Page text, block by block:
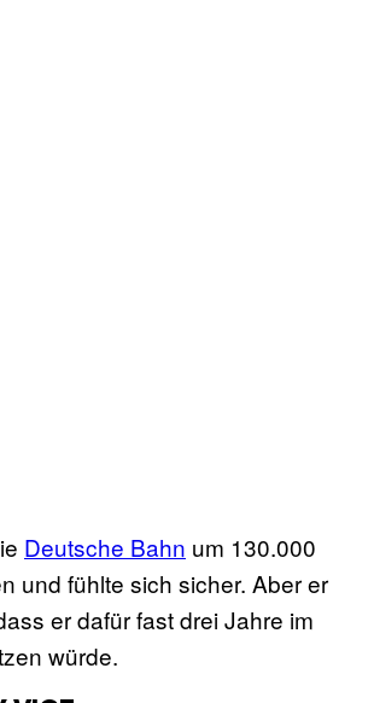
Deutsche Bahn um 130.000
und fühlte sich sicher. Aber er
er dafür fast drei Jahre im
würde.